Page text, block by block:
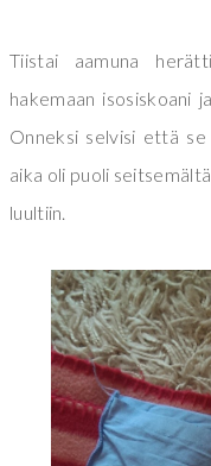
Tiistai aamuna
hakemaan isosiskoani
Onneksi selvisi että
aika oli puoli
luultiin.